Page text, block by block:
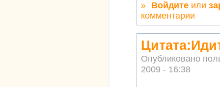
» Войдите или
комментарии
Опубликовано
2009 - 16:38